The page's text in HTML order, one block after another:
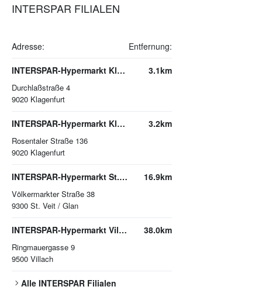
INTERSPAR FILIALEN
Adresse: Entfernung:
INTERSPAR-Hypermarkt Klagenfurt
Durchlaßstraße 4
9020 Klagenfurt
3.1km
INTERSPAR-Hypermarkt Klagenfurt-Süd
Rosentaler Straße 136
9020 Klagenfurt
3.2km
INTERSPAR-Hypermarkt St. Veit/Glan
Völkermarkter Straße 38
9300 St. Veit / Glan
16.9km
INTERSPAR-Hypermarkt Villach
Ringmauergasse 9
9500 Villach
38.0km
Alle INTERSPAR Filialen